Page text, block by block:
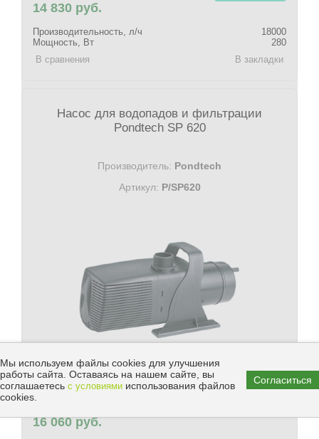
14 830 руб.
Производительность, л/ч
18000
Мощность, Вт
280
В сравнения
В закладки
Насос для водопадов и фильтрации
Pondtech SP 620
Производитель: Pondtech
Артикул: P/SP620
Цена:
16 060 руб.
Мы используем файлы cookies для улучшения
работы сайта. Оставаясь на нашем сайте, вы
соглашаетесь с условиями использования файлов
cookies.
Согласиться